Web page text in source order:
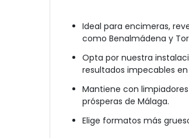
Ideal para encimeras,
como Benalmádena y
Opta por nuestra
resultados impecables
Mantiene con
prósperas de Málaga.
Elige formatos más